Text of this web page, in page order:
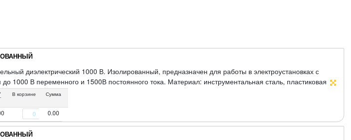
диэлектрический 1000 В. Изолированный, предназначен для работы в электроустановках с
1000 В переменного и 1500В постоянного тока. Материал: инструментальная сталь, пластиковая
ручка.
В корзине Сумма
0.00